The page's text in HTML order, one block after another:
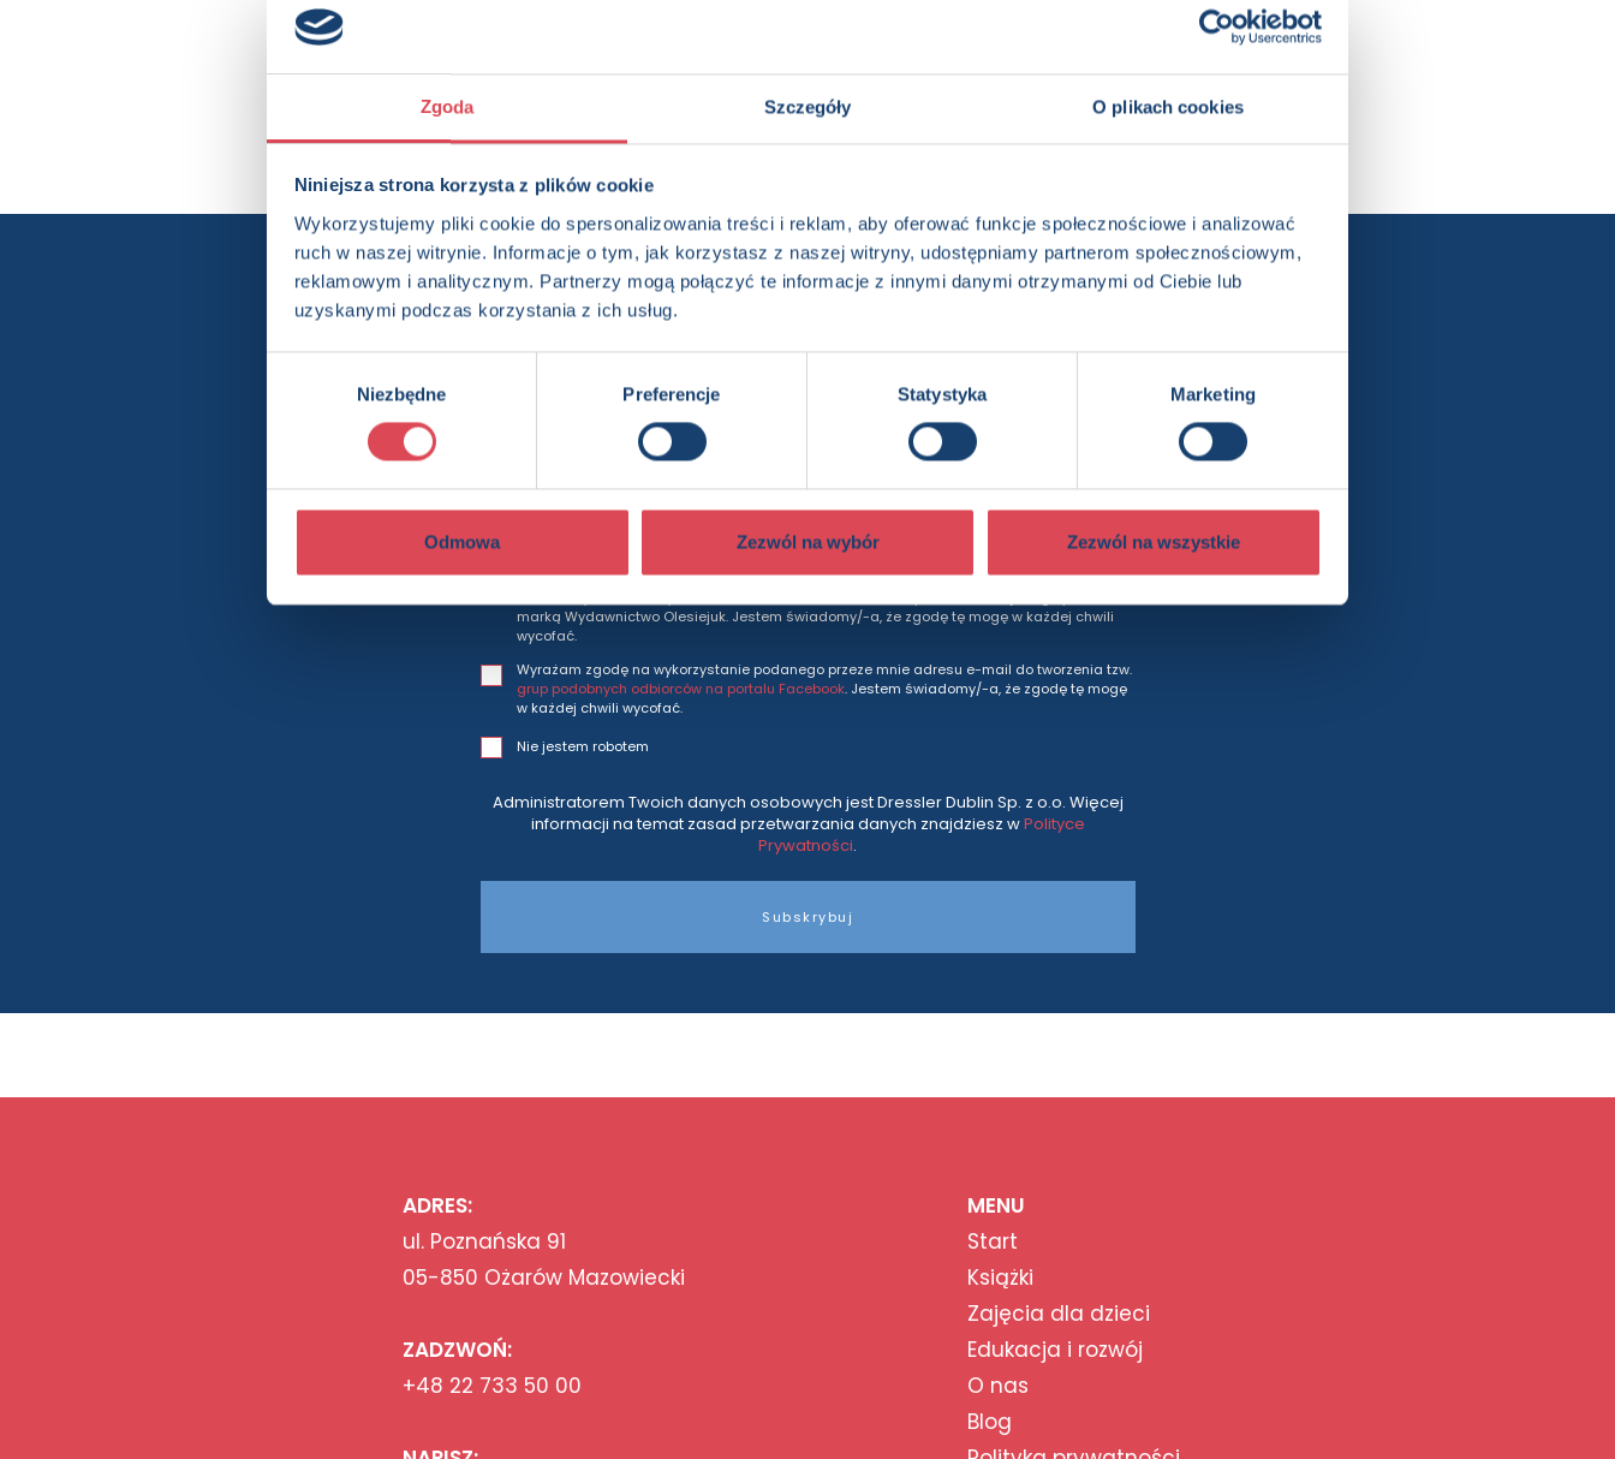
Zgoda Szczegóły O plikach cookies
Niniejsza strona korzysta z plików cookie
Wykorzystujemy pliki cookie do spersonalizowania treści i reklam, aby oferować funkcje społecznościowe i analizować
ruch w naszej witrynie. Informacje o tym, jak korzystasz z naszej witryny, udostępniamy partnerom społecznościowym,
reklamowym i analitycznym. Partnerzy mogą połączyć te informacje z innymi danymi otrzymanymi od Ciebie lub
uzyskanymi podczas korzystania z ich usług.
Niezbędne Preferencje Statystyka Marketing
Odmowa Zezwól na wybór Zezwól na wszystkie
Chcesz wiedzieć więcej? Zapisz się do newslettera
Będziesz otrzymywać wszytkie nasze nowości i oferty
prosto do Twojej skrzynki odbiorczej.
Adres e-mail
Wyrażam zgodę na otrzymywanie na podany adres e-mail informacji marketingowych
marką Wydawnictwo Olesiejuk. Jestem świadomy/-a, że zgodę tę mogę w każdej chwili
wycofać.
Wyrażam zgodę na wykorzystanie podanego przeze mnie adresu e-mail do tworzenia tzw.
grup podobnych odbiorców na portalu Facebook. Jestem świadomy/-a, że zgodę tę mogę
w każdej chwili wycofać.
Nie jestem robotem
Administratorem Twoich danych osobowych jest Dressler Dublin Sp. z o.o. Więcej
informacji na temat zasad przetwarzania danych znajdziesz wPolityce
Prywatności.
Subskrybuj
ADRES:
ul. Poznańska 91
05-850 Ożarów Mazowiecki
ZADZWOŃ:
+48 22 733 50 00
MENU
Start
Książki
Zajęcia dla dzieci
Edukacja i rozwój
O nas
Blog